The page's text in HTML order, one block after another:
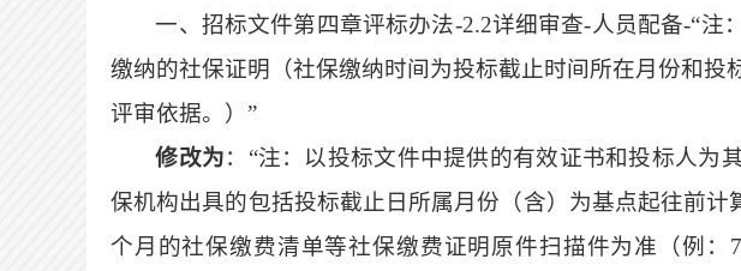
一、招标文件第四章评标办法-2.2详细审查-人员配备-“注
缴纳的社保证明（社保缴纳时间为投标截止时间所在月份和投
评审依据。）”
修改为： “注：以投标文件中提供的有效证书和投标人为
保机构出具的包括投标截止日所属月份（含）为基点起往前
个月的社保缴费清单等社保缴费证明原件扫描件为准（例